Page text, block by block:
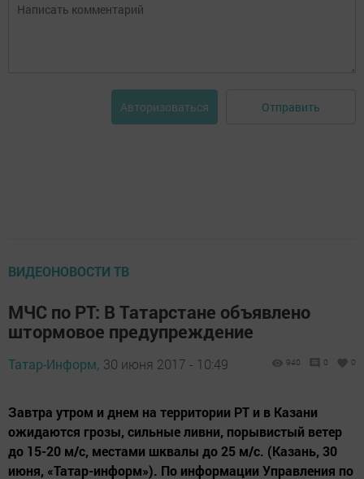
Авторизоваться Отправить
ВИДЕОНОВОСТИ ТВ
МЧС по РТ: В Татарстане объявлено
штормовое предупреждение
Татар-Информ, 30 июня 2017 - 10:49 940 0 0
Завтра утром и днем на территории РТ и в Казани
ожидаются грозы, сильные ливни, порывистый ветер
до 15-20 м/с, местами шквалы до 25 м/с. (Казань, 30
июня, «Татар-информ»). По информации Управления по